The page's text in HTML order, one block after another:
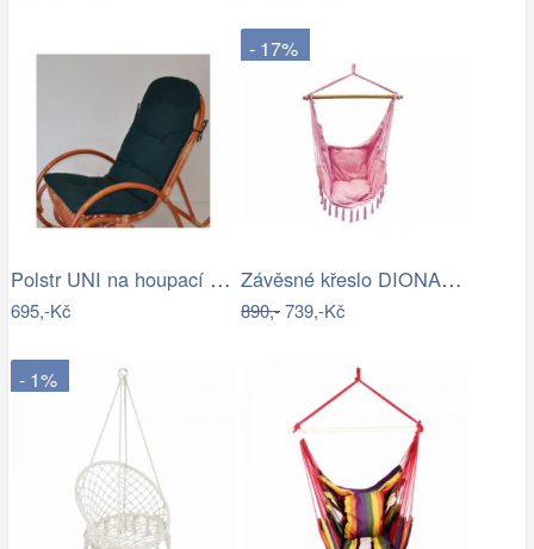
Polstr UNI na houpací křeslo - látka…
695,-Kč
- 17%
Závěsné křeslo DIONA starorůžová
890,-739,-Kč
- 1%